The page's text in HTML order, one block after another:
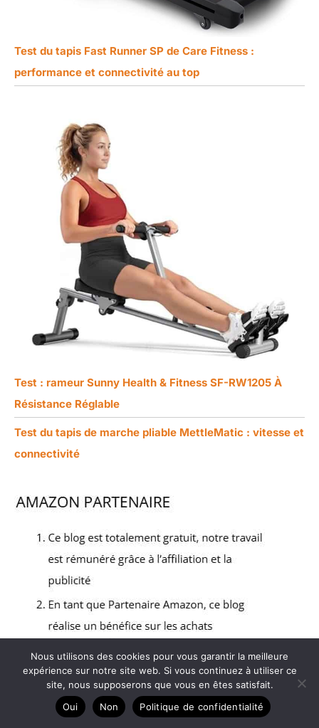
Test du tapis Fast Runner SP de Care Fitness :
performance et connectivité au top
Test : rameur Sunny Health & Fitness SF-RW1205 À
Résistance Réglable
Test du tapis de marche pliable MettleMatic : vitesse et
connectivité
Nous utilisons des cookies pour vous garantir la meilleure
expérience sur notre site web. Si vous continuez à utiliser ce
site, nous supposerons que vous en êtes satisfait.
Oui
Non Politique de confidentialité